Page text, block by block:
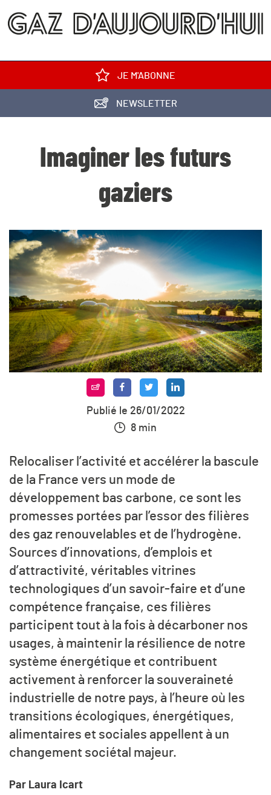
JE M'ABONNE
NEWSLETTER
Imaginer les futurs
gaziers
Publié le 26/01/2022
8 min
Relocaliser l’activité et accélérer la bascule
de la France vers un mode de
développement bas carbone, ce sont les
promesses portées par l’essor des filières
des gaz renouvelables et de l’hydrogène.
Sources d’innovations, d’emplois et
d’attractivité, véritables vitrines
technologiques d’un savoir-faire et d’une
compétence française, ces filières
participent tout à la fois à décarboner nos
usages, à maintenir la résilience de notre
système énergétique et contribuent
activement à renforcer la souveraineté
industrielle de notre pays, à l’heure où les
transitions écologiques, énergétiques,
alimentaires et sociales appellent à un
changement sociétal majeur.
Par Laura Icart